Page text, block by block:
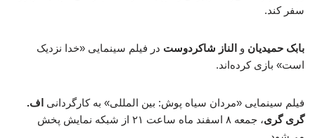
سفر کند.
بابک حمیدیان و الناز شاکردوست در فیلم سینمایی «خدا نزدیک
است» بازی کرده‌اند.
فیلم سینمایی «مردان سیاه پوش: بین المللی» به کارگردانی اف.
گری گری
، جمعه ۸ اسفند ماه ساعت ۲۱ از شبکه نمایش پخش